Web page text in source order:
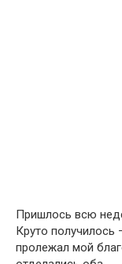
Пришлось всю
Круто получилось
пролежал мой